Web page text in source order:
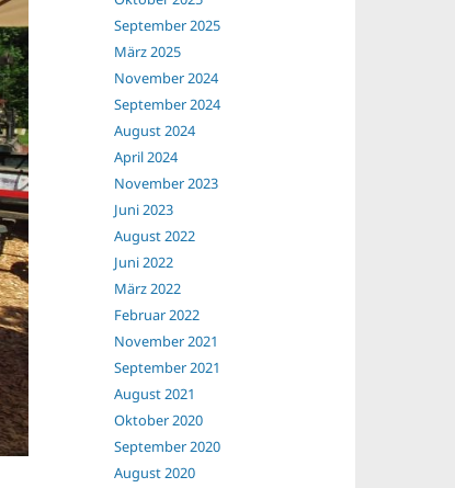
September 2025
März 2025
November 2024
September 2024
August 2024
April 2024
November 2023
Juni 2023
August 2022
Juni 2022
März 2022
Februar 2022
November 2021
September 2021
August 2021
Oktober 2020
September 2020
August 2020